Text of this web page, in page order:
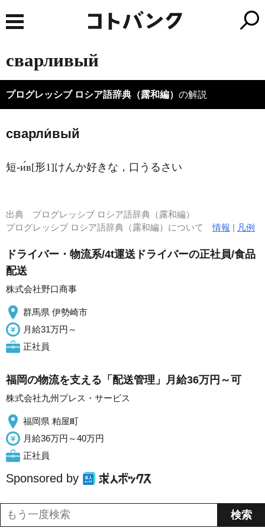
сварливый
プログレッシブ ロシア語辞典（露和編） の解説
сварли́вый
短-и́в[形1]けんか好きな，口うるさい
出典 プログレッシブ ロシア語辞典（露和編）
プログレッシブ ロシア語辞典（露和編）について情報 | 凡例
ドライバー・物流系/4t運送ドライバーの正社員/食品
配送
株式会社野口商事
群馬県 伊勢崎市
月給31万円～
正社員
福岡の物流を支える「配送管理」月給36万円～可
株式会社九州プレス・サービス
福岡県 粕屋町
月給36万円～40万円
正社員
Sponsored by